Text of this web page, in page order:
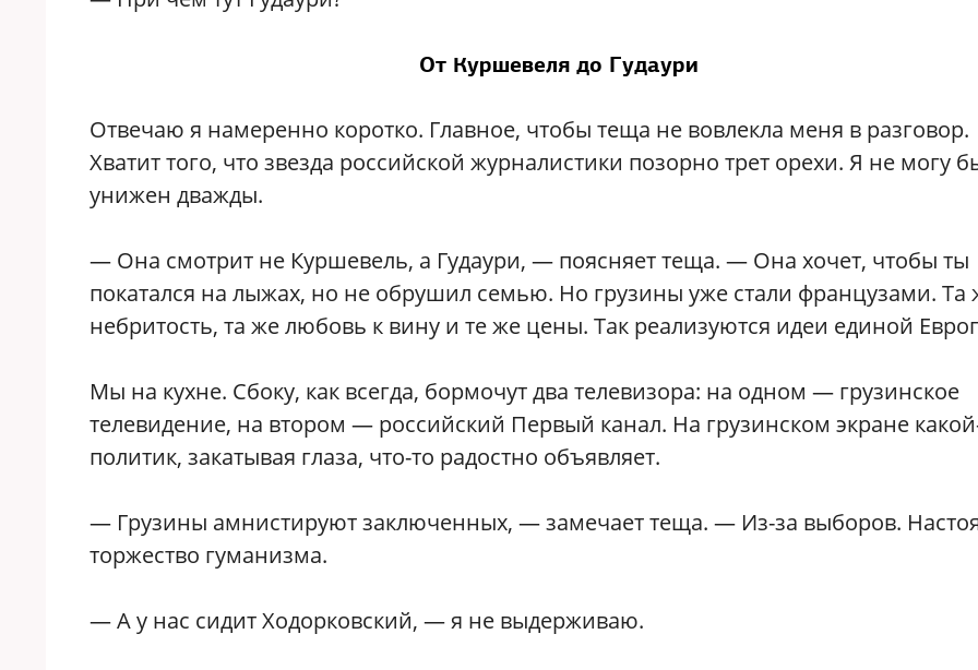
От Куршевеля до Гудаури
Отвечаю я намеренно коротко. Главное, чтобы теща не вовлекла меня в разговор.
Хватит того, что звезда российской журналистики позорно трет орехи. Я не могу
унижен дважды.
— Она смотрит не Куршевель, а Гудаури, — поясняет теща. — Она хочет, чтобы ты
покатался на лыжах, но не обрушил семью. Но грузины уже стали французами. Та
небритость, та же любовь к вину и те же цены. Так реализуются идеи единой
Мы на кухне. Сбоку, как всегда, бормочут два телевизора: на одном — грузинское
телевидение, на втором — российский Первый канал. На грузинском экране
политик, закатывая глаза, что-то радостно объявляет.
— Грузины амнистируют заключенных, — замечает теща. — Из-за выборов.
торжество гуманизма.
— А у нас сидит Ходорковский, — я не выдерживаю.